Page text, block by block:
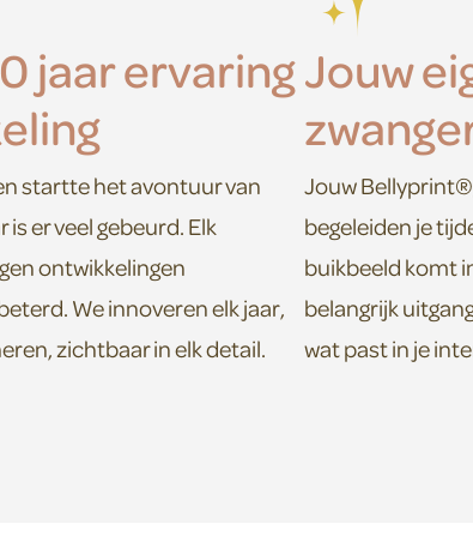
jaar ervaring
startte het avontuur van
er veel gebeurd. Elk
ontwikkelingen
We innoveren elk jaar,
zichtbaar in elk detail.
Jouw
Jouw
begeleiden je
buikbeeld komt
belangrijk
wat past in je